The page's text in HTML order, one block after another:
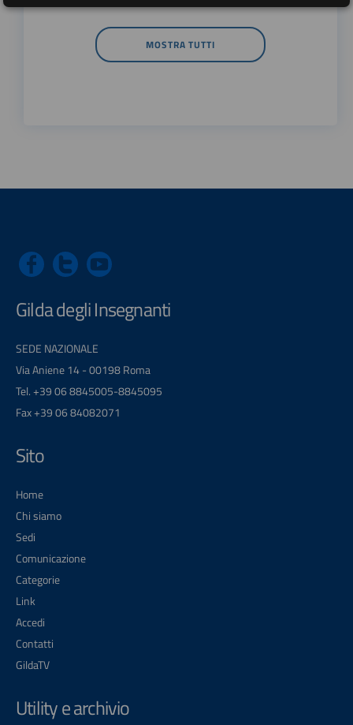
MOSTRA TUTTI
Gilda degli Insegnanti
SEDE NAZIONALE
Via Aniene 14 - 00198 Roma
Tel. +39 06 8845005-8845095
Fax +39 06 84082071
Sito
Home
Chi siamo
Sedi
Comunicazione
Categorie
Link
Accedi
Contatti
GildaTV
Utility e archivio